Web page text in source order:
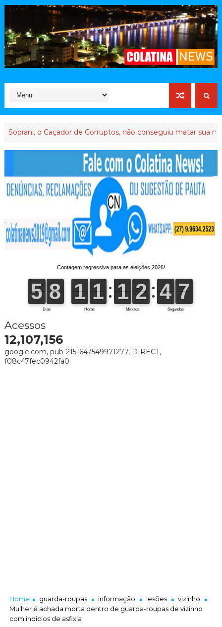
o Caçador de Corruptos, não conseguiu matar sua memória
Acessos
12,107,156
google.com, pub-2151647549971277, DIRECT,
f08c47fec0942fa0
Home guarda-roupas informação lesões
vizinho
Mulher é achada morta dentro de guarda-roupas de vizinho
com indícios de asfixia